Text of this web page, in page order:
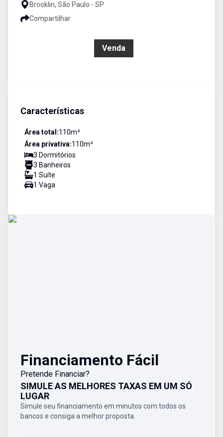
Brooklin, São Paulo - SP
Compartilhar
Venda
Características
Área total:110m²
Área privativa:110m²
3 Dormitórios
3 Banheiros
1 Suíte
1 Vaga
Financiamento Fácil
Pretende Financiar?
SIMULE AS MELHORES TAXAS EM UM SÓ
LUGAR
Simule seu financiamento em minutos com todos os
bancos e consiga a melhor proposta.